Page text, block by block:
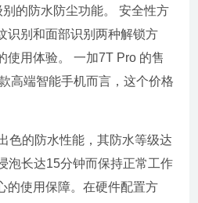
的防水防尘功能。 安全性方
识别和面部识别两种解锁方
使用体验。 一加7T Pro 的售
高端智能手机而言，这个价格
色的防水性能，其防水等级达
泡长达15分钟而保持正常工作
的使用保障。在硬件配置方